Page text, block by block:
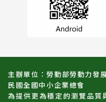
主辦單位：勞動部勞動力發
民國全國中小企業總會
為提供更為穩定的瀏覽品質